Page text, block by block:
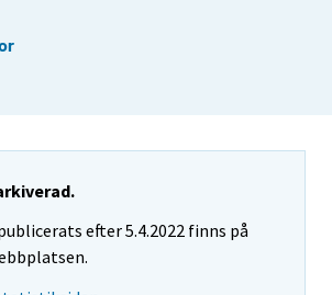
efter 5.4.2022 finns på